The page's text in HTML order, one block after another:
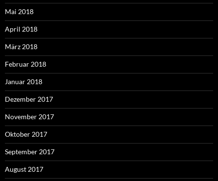
Mai 2018
April 2018
März 2018
Februar 2018
Januar 2018
Dezember 2017
November 2017
Oktober 2017
September 2017
August 2017